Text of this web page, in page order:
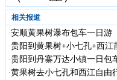
相关报道
·安顺黄果树瀑布包车一日游
·贵阳到黄果树+小七孔+西江
·贵阳到丹寨万达小镇一日包
·黄果树去小七孔和西江自由